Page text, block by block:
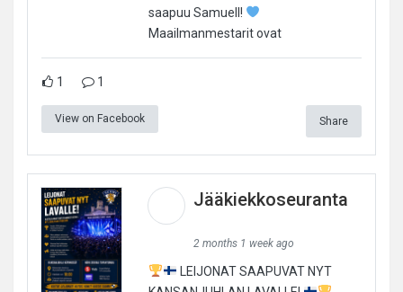
saapuu Samuell!
Maailmanmestarit ovat
1 1
View on Facebook Share
Jääkiekkoseuranta
2 months 1 week ago
LEIJONAT SAAPUVAT NYT